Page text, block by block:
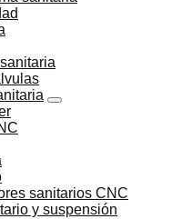
sanitarios CNC
y suspensión